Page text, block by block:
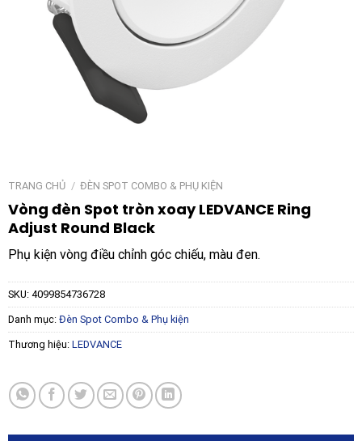
TRANG CHỦ / ĐÈN SPOT COMBO & PHỤ KIỆN
Vòng đèn Spot tròn xoay LEDVANCE Ring
Adjust Round Black
Phụ kiện vòng điều chỉnh góc chiếu, màu đen.
SKU: 4099854736728
Danh mục: Đèn Spot Combo & Phụ kiện
Thương hiệu: LEDVANCE